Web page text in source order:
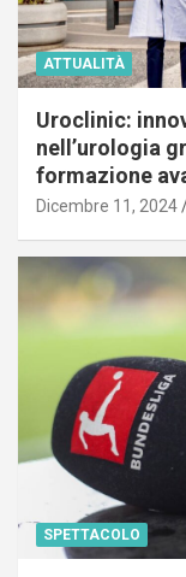
ATTUALITÀ
Uroclinic:
nell’urologia
formazione
Dicembre 11, 2024
SPETTACOLO